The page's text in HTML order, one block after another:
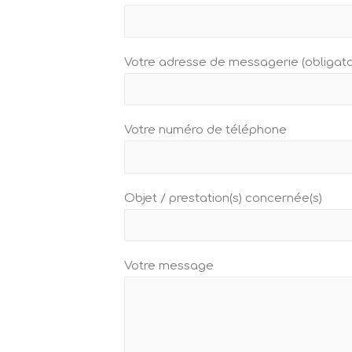
Votre adresse de messagerie
Votre numéro de téléphone
Objet / prestation(s) concernée(s)
Votre message